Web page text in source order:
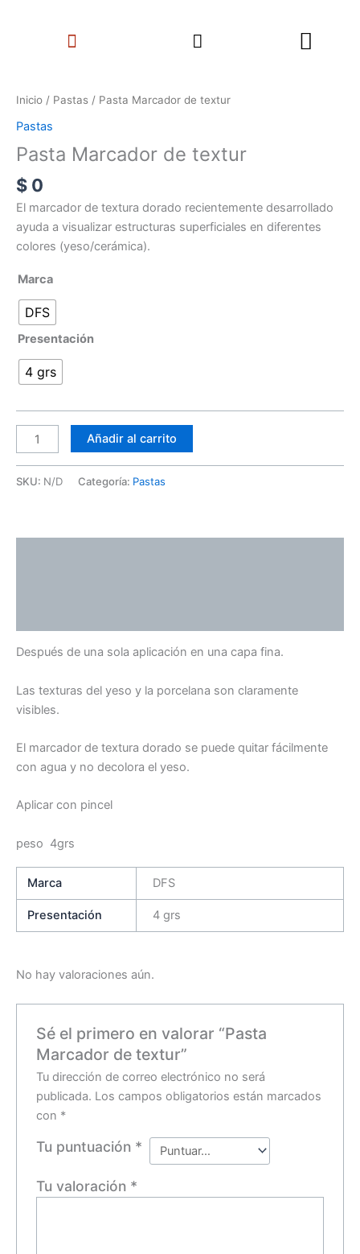
Menu Search
Inicio / Pastas / Pasta Marcador de textur
Pastas
Pasta Marcador de textur
$ 0
El marcador de textura dorado recientemente desarrollado
ayuda a visualizar estructuras superficiales en diferentes
colores (yeso/cerámica).
Marca
DFS
Presentación
4 grs
Marcador
textur
cantidad
Añadir al carrito
SKU: N/D Categoría: Pastas
Después de una sola aplicación en una capa fina.
Las texturas del yeso y la porcelana son claramente
visibles.
El marcador de textura dorado se puede quitar fácilmente
con agua y no decolora el yeso.
Aplicar con pincel
peso 4grs
Marca DFS
Presentación 4 grs
No hay valoraciones aún.
Sé el primero en valorar “Pasta
Marcador de textur”
Tu dirección de correo electrónico no será
publicada. Los campos obligatorios están marcados
con *
Tu puntuación *
Tu valoración *